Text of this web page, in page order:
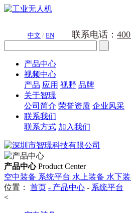
中文 / EN 联系电话：
产品中心
视频中心
产品 应用 视野 品牌
关于智璟
公司简介 荣誉资质 企业风采
联系我们
联系方式 加入我们
产品中心 Product Center
空中装备 系统平台 水上装备 水下
位置：
首页 - 产品中心 - 系统平台
<